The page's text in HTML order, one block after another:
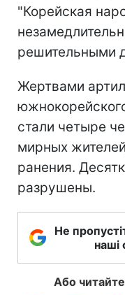
"Корейская
решительными
Жертвами
стали четыре
мирных
ранения.
разрушены.
Не
наші
Або